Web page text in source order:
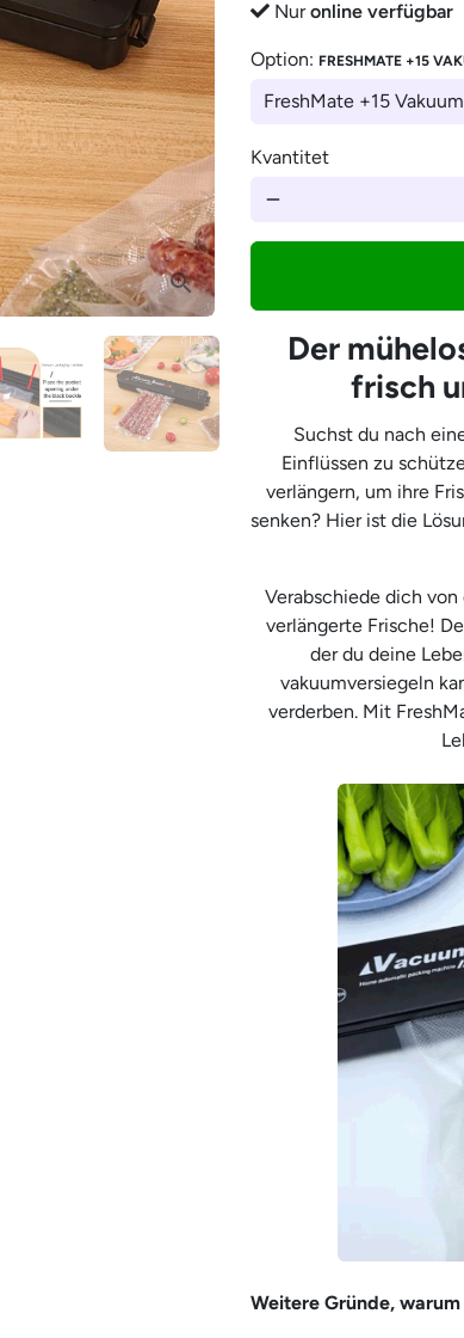
Nuronline verfügbar
Option: FRESHMATE +15
Kvantitet
remove
Der
frisch
Suchst du nach
Einflüssen zu
verlängern, um ihre
senken? Hier ist die
Verabschiede dich
verlängerte Frische!
der du deine
vakuumversiegeln
verderben. Mit
Weitere Gründe,